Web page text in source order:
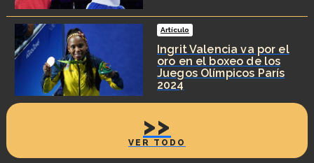
Ingrit Valencia va por el
oro en el boxeo de los
Juegos Olímpicos París
2024
Artículo
>>
VER TODO